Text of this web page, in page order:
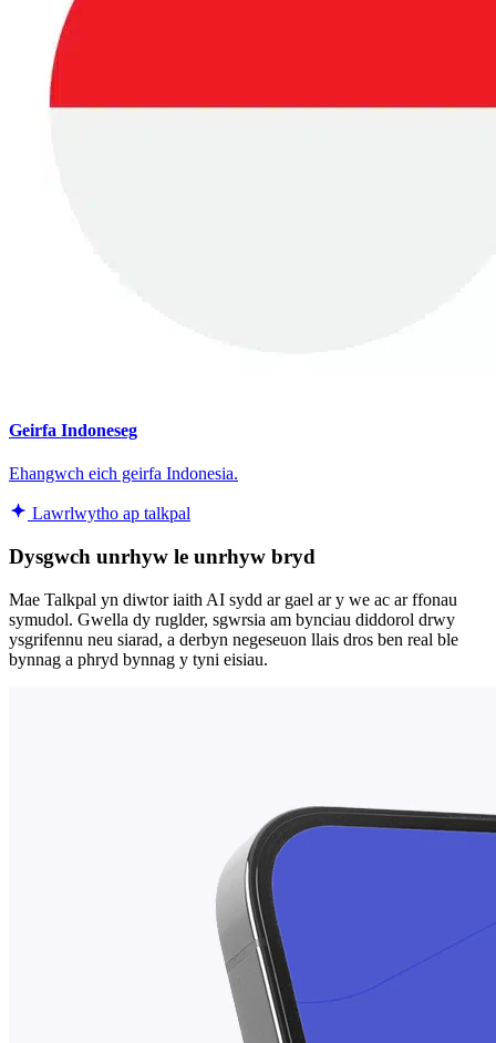
Geirfa Indoneseg
Ehangwch eich geirfa Indonesia.
Lawrlwytho ap talkpal
Dysgwch unrhyw le unrhyw bryd
Mae Talkpal yn diwtor iaith AI sydd ar gael ar y we ac ar ffonau
symudol. Gwella dy ruglder, sgwrsia am bynciau diddorol drwy
ysgrifennu neu siarad, a derbyn negeseuon llais dros ben real ble
bynnag a phryd bynnag y tyni eisiau.